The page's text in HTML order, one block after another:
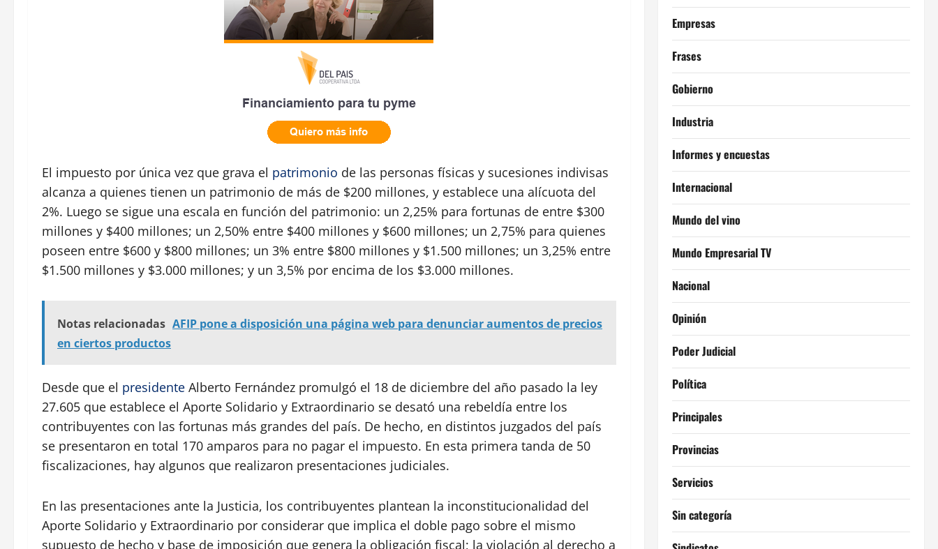
El impuesto por única vez que grava el patrimonio de las personas físicas y sucesiones indivisas
alcanza a quienes tienen un patrimonio de más de $200 millones, y establece una alícuota del
2%. Luego se sigue una escala en función del patrimonio: un 2,25% para fortunas de entre $300
millones y $400 millones; un 2,50% entre $400 millones y $600 millones; un 2,75% para quienes
poseen entre $600 y $800 millones; un 3% entre $800 millones y $1.500 millones; un 3,25% entre
$1.500 millones y $3.000 millones; y un 3,5% por encima de los $3.000 millones.
Notas relacionadas AFIP pone a disposición una página web para denunciar aumentos de precios
en ciertos productos
Desde que el presidente Alberto Fernández promulgó el 18 de diciembre del año pasado la ley
27.605 que establece el Aporte Solidario y Extraordinario se desató una rebeldía entre los
contribuyentes con las fortunas más grandes del país. De hecho, en distintos juzgados del país
se presentaron en total 170 amparos para no pagar el impuesto. En esta primera tanda de 50
fiscalizaciones, hay algunos que realizaron presentaciones judiciales.
En las presentaciones ante la Justicia, los contribuyentes plantean la inconstitucionalidad del
Aporte Solidario y Extraordinario por considerar que implica el doble pago sobre el mismo
supuesto de hecho y base de imposición que genera la obligación fiscal; la violación al derecho a
Empresas
Frases
Gobierno
Industria
Informes y encuestas
Internacional
Mundo del vino
Mundo Empresarial TV
Nacional
Opinión
Poder Judicial
Política
Principales
Provincias
Servicios
Sin categoría